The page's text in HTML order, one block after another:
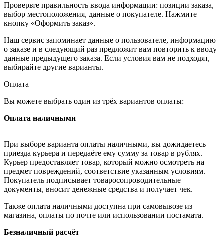
Проверьте правильность ввода информации: позиции заказа,
выбор местоположения, данные о покупателе. Нажмите
кнопку «Оформить заказ».
Наш сервис запоминает данные о пользователе, информацию
о заказе и в следующий раз предложит вам повторить к вводу
данные предыдущего заказа. Если условия вам не подходят,
выбирайте другие варианты.
Оплата
Вы можете выбрать один из трёх вариантов оплаты:
Оплата наличными
При выборе варианта оплаты наличными, вы дожидаетесь
приезда курьера и передаёте ему сумму за товар в рублях.
Курьер предоставляет товар, который можно осмотреть на
предмет повреждений, соответствие указанным условиям.
Покупатель подписывает товаросопроводительные
документы, вносит денежные средства и получает чек.
Также оплата наличными доступна при самовывозе из
магазина, оплаты по почте или использовании постамата.
Безналичный расчёт